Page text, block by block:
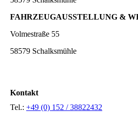
FAHRZEUGAUSSTELLUNG &
Volmestraße 55
58579 Schalksmühle
Kontakt
Tel.: +49 (0) 152 / 38822432